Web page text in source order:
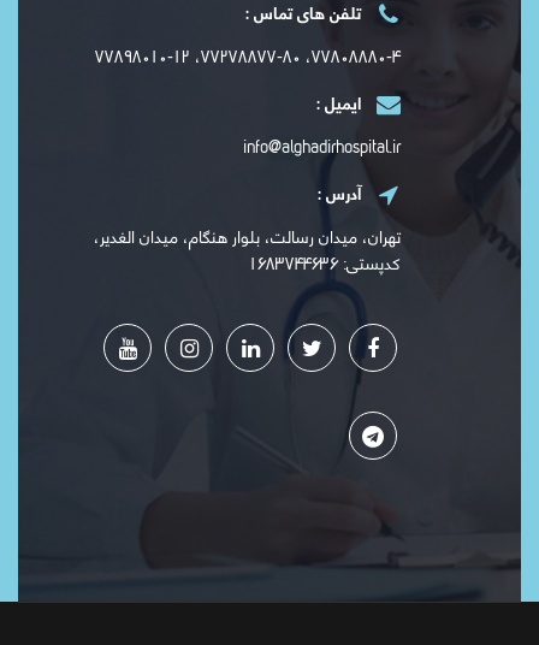
تلفن های تماس :
۷۷۸۰۸۸۸۰-۴، ۷۷۲۷۸۸۷۷-۸۰، ۷۷۸۹۸۰۱۰-۱۲
ایمیل :
info@alghadirhospital.ir
آدرس :
تهران، میدان رسالت، بلوار هنگام، میدان الغدیر،
کدپستی: ۱۶۸۳۷۴۴۶۳۶